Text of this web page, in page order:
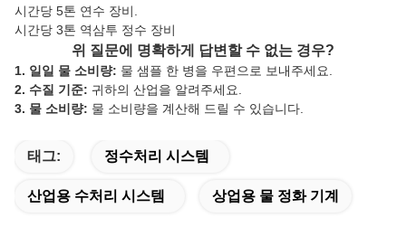
시간당 5톤 연수 장비.
시간당 3톤 역삼투 정수 장비
위 질문에 명확하게 답변할 수 없는 경우?
1. 일일 물 소비량: 물 샘플 한 병을 우편으로 보내주세요.
2. 수질 기준: 귀하의 산업을 알려주세요.
3. 물 소비량: 물 소비량을 계산해 드릴 수 있습니다.
태그: 정수처리 시스템
산업용 수처리 시스템 상업용 물 정화 기계